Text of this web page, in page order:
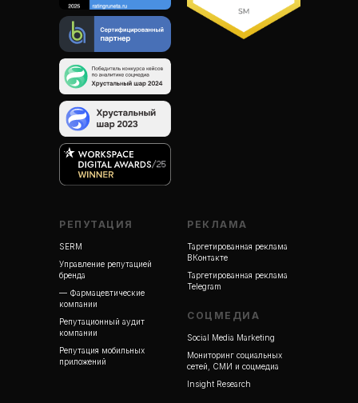
РЕКЛАМА
РЕПУТАЦИЯ
Таргетированная реклама
Telegram
Таргетированная реклама
ВКонтакте
СОЦМЕДИА
Управление репутацией
бренда
SERM
— Фармацевтические
компании
Репутационный аудит
компании
Репутация мобильных
приложений
Мониторинг социальных
сетей, СМИ и соцмедиа
Social Media Marketing
Insight Research